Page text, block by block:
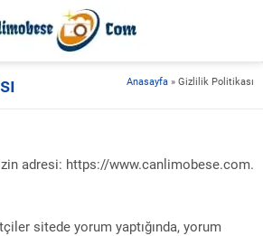
Anasayfa » Gizlilik Politikası
adresi: https://www.canlimobese.com.
sitede yorum yaptığında, yorum